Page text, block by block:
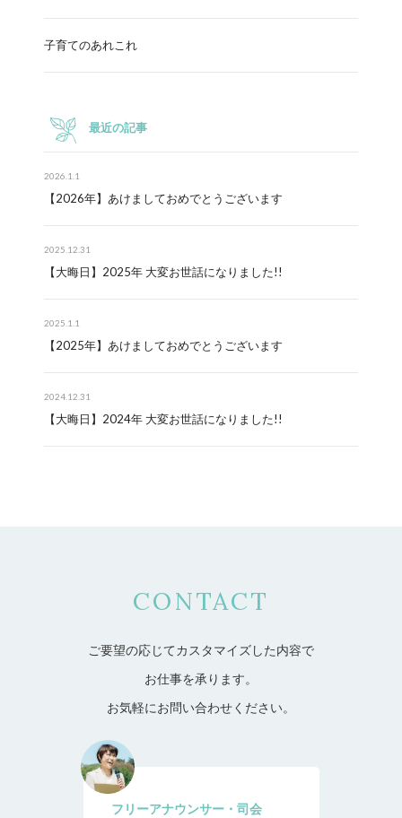
子育てのあれこれ
最近の記事
2026.1.1
【2026年】あけましておめでとうございます
2025.12.31
【大晦日】2025年 大変お世話になりました!!
2025.1.1
【2025年】あけましておめでとうございます
2024.12.31
【大晦日】2024年 大変お世話になりました!!
CONTACT
ご要望の応じてカスタマイズした内容で
お仕事を承ります。
お気軽にお問い合わせください。
フリーアナウンサー・司会